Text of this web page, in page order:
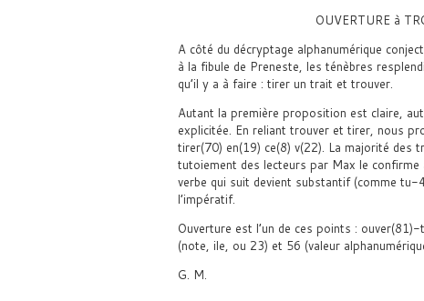
OUVERTURE à
A côté du décryptage alphanumérique
à la fibule de Preneste, les ténèbres
qu’il y a à faire : tirer un trait et trouver.
Autant la première proposition est claire,
explicitée. En reliant trouver et tirer, nous
tirer(70) en(19) ce(8) v(22). La majorité des
tutoiement des lecteurs par Max le
verbe qui suit devient substantif (comme
l’impératif.
Ouverture est l’un de ces points :
(note, ile, ou 23) et 56 (valeur
G. M.